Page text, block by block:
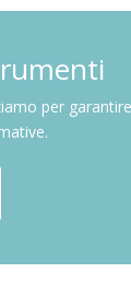
per garantire